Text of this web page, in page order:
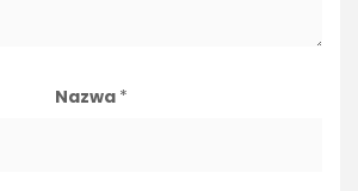
Nazwa *